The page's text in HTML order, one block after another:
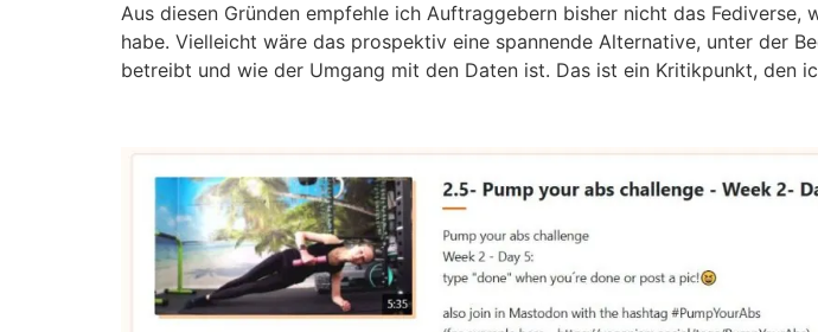
Aus diesen Gründen empfehle ich Auftraggebern bisher nicht das
habe. Vielleicht wäre das prospektiv eine spannende Alternative, unter der
betreibt und wie der Umgang mit den Daten ist. Das ist ein Kritikpunkt, den